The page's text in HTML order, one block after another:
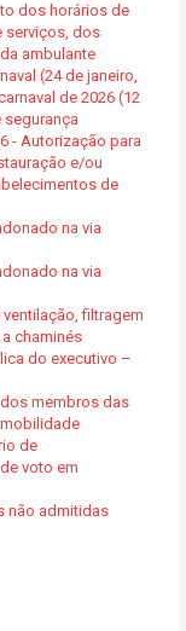
dos horários de
serviços, dos
ambulante
(24 de janeiro,
de 2026 (12
segurança
- Autorização para
e/ou
de
na via
na via
filtragem
chaminés
do executivo –
membros das
de
voto em
não admitidas